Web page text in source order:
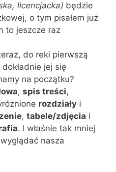
licencjacka) będzie
o tym pisałem już
to jeszcze raz
do reki pierwszą
jej się
na początku?
, spis treści,
rozdziały i
, tabele/zdjęcia i
. I właśnie tak mniej
nasza